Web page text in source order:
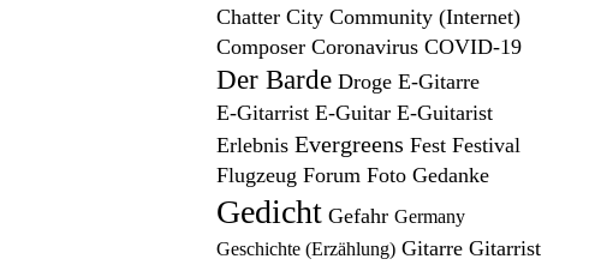
Chatter City Community (Internet)
Composer Coronavirus COVID-19
Der Barde Droge E-Gitarre
E-Gitarrist E-Guitar E-Guitarist
Erlebnis Evergreens Fest Festival
Flugzeug Forum Foto Gedanke
Gedicht Gefahr Germany
Geschichte (Erzählung) Gitarre Gitarrist